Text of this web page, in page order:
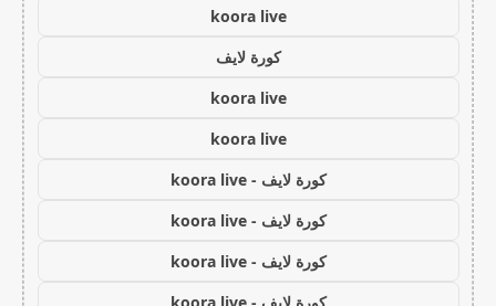
koora live
كورة لايف
koora live
koora live
كورة لايف - koora live
كورة لايف - koora live
كورة لايف - koora live